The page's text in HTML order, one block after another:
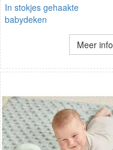
In stokjes gehaakte
babydeken
Meer info